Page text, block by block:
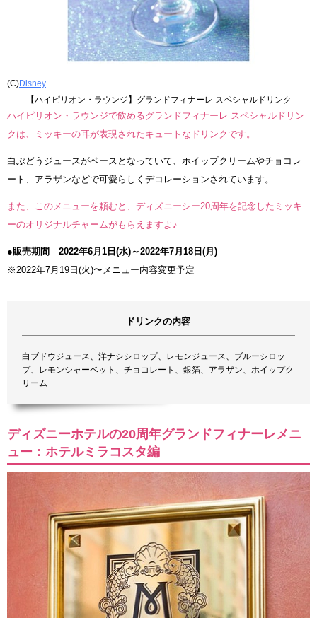
(C)Disney
【ハイピリオン・ラウンジ】グランドフィナーレ スペシャルドリンク
ハイピリオン・ラウンジで飲めるグランドフィナーレ スペシャルドリン
クは、ミッキーの耳が表現されたキュートなドリンクです。
白ぶどうジュースがベースとなっていて、ホイップクリームやチョコレ
ート、アラザンなどで可愛らしくデコレーションされています。
また、このメニューを頼むと、ディズニーシー20周年を記念したミッキ
ーのオリジナルチャームがもらえますよ♪
●販売期間 2022年6月1日(水)～2022年7月18日(月)
※2022年7月19日(火)〜メニュー内容変更予定
ドリンクの内容
白ブドウジュース、洋ナシシロップ、レモンジュース、ブルーシロッ
プ、レモンシャーベット、チョコレート、銀箔、アラザン、ホイップク
リーム
ディズニーホテルの20周年グランドフィナーレメニ
ュー：ホテルミラコスタ編